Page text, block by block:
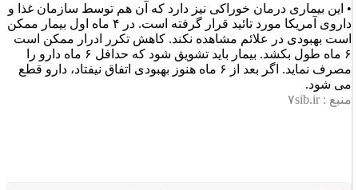
• این بیماری درمان خوراکی نیز دارد که آن هم توسط سازمان غذا و
داروی آمریکا مورد تائید قرار گرفته است. در ۴ ماه اول بیمار ممکن
است بهبودی در علائم مشاهده نکند. کاهش تکرر ادرار ممکن است
۶ ماه طول بکشد. بیمار باید تشویق شود که حدافل ۶ ماه دارو را
مصرف نماید. اگر بعد از ۶ ماه هنوز بهبودی اتفاق نیفتاد، دارو قطع
می شود.
منبع : ۷sib.ir